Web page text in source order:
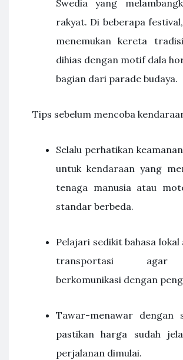
Swedia yang
rakyat. Di beberapa
menemukan kereta
dihias dengan motif dala
bagian dari parade budaya.
Tips sebelum mencoba
Selalu perhatikan
untuk kendaraan yang
tenaga manusia atau
standar berbeda.
Pelajari sedikit bahasa
transportasi agar
berkomunikasi dengan
Tawar-menawar dengan
pastikan harga sudah
perjalanan dimulai.